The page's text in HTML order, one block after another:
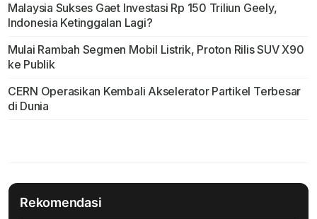
Malaysia Sukses Gaet Investasi Rp 150 Triliun Geely,
Indonesia Ketinggalan Lagi?
Mulai Rambah Segmen Mobil Listrik, Proton Rilis SUV X90
ke Publik
CERN Operasikan Kembali Akselerator Partikel Terbesar
di Dunia
Rekomendasi